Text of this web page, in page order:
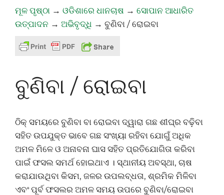
ମୂଳ ପୃଷ୍ଠା → ଓଡିଶାରେ ଧାନଚାଷ → ସୋପାନ ଆଧାରିତ
ଉତ୍ପାଦନ → ଅଭିବୃଦ୍ଧି → ବୁଣିବା / ରୋଇବା
ବୁଣିବା / ରୋଇବା
ଠିକ୍ ସମୟରେ ବୁଣିବା ବା ରୋଇବା ଦ୍ୱାରା ଗଛ ଶୀଘ୍ର ବଢ଼ିବା
ସହିତ ଉପଯୁକ୍ତ ଭାବେ ଗଛ ସଂଖ୍ୟା ରହିବା ଯୋଗୁଁ ଅଧିକ
ଅମଳ ମିଳେ ଓ ଅନାବନା ଘାସ ସହିତ ପ୍ରତିଯୋଗିତା କରିବା
ପାଇଁ ଫସଲ ସମର୍ଥ ହୋଇଥାଏ । ସ୍ଥାନୀୟ ଅବସ୍ଥା, ଚାଷ
କରାଯାଉଥିବା କିସମ, ଜଳର ଉପଲବ୍ଧତା, ଶ୍ରମିକ ମିଳିବା
ଏବଂ ପୂର୍ବ ଫସଲର ଅମଳ ସମୟ ଉପରେ ବୁଣିବା/ରୋଇବା